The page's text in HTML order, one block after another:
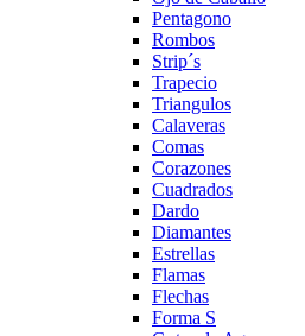
Pentagono
Rombos
Strip´s
Trapecio
Triangulos
Calaveras
Comas
Corazones
Cuadrados
Dardo
Diamantes
Estrellas
Flamas
Flechas
Forma S